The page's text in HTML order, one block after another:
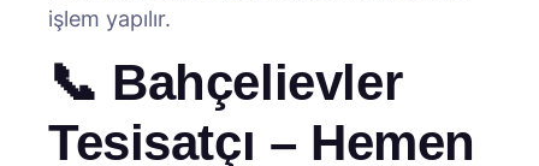
işlem yapılır.
📞 Bahçelievler
Tesisatçı – Hemen